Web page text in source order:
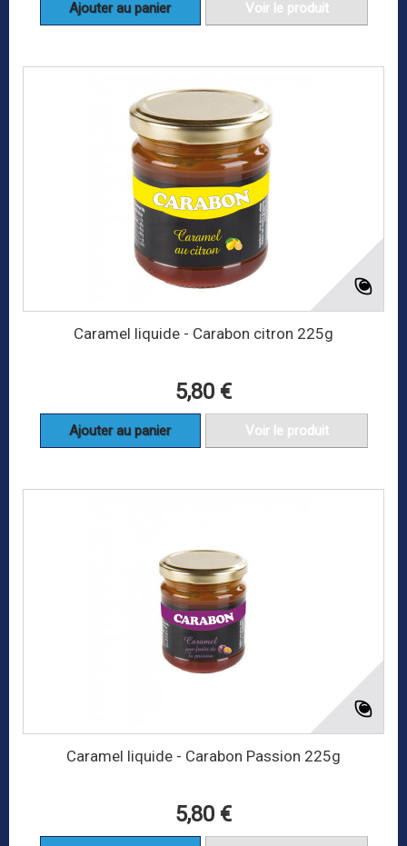
Ajouter au panier Voir le produit
Caramel liquide - Carabon citron 225g
5,80 €
Ajouter au panier Voir le produit
Caramel liquide - Carabon Passion 225g
5,80 €